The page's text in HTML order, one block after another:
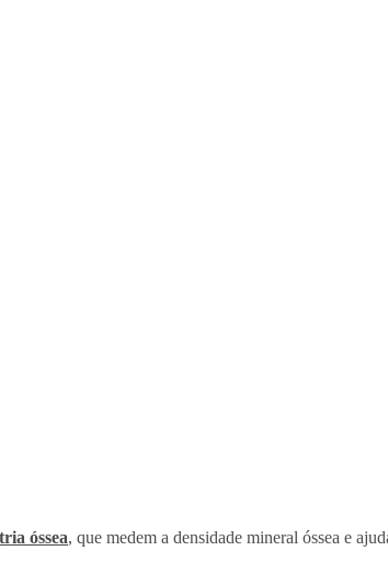
óssea, que medem a densidade mineral óssea e